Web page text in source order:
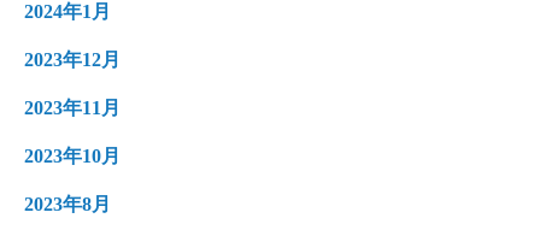
2024年1月
2023年12月
2023年11月
2023年10月
2023年8月